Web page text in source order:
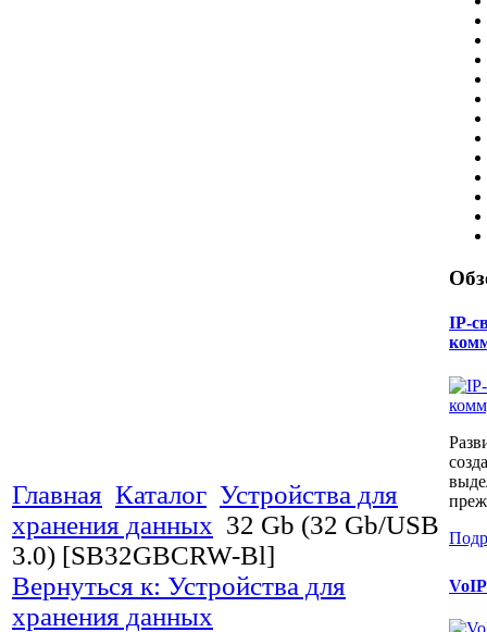
Главная Каталог Устройства для
хранения данных 32 Gb (32 Gb/USB
3.0) [SB32GBCRW-Bl]
Вернуться к: Устройства для
хранения данных
IP-